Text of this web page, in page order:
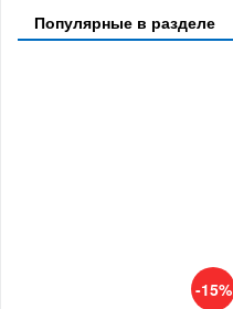
Популярные в разделе
-15%